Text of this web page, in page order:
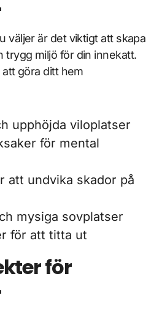
väljer är det viktigt att skapa
trygg miljö för din innekatt.
göra ditt hem
upphöjda viloplatser
för mental
att undvika skador på
mysiga sovplatser
för att titta ut
för